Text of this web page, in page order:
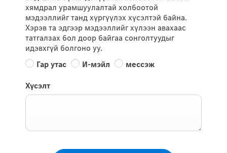
хямдрал урамшуулалтай холбоотой
мэдээллийг танд хүргүүлэх хүсэлтэй байна.
Хэрэв та эдгээр мэдээллийг хүлээн авахаас
татгалзах бол доор байгаа сонголтуудыг
идэвхгүй болгоно уу.
Гар утас
И-мэйл мессэж
Хүсэлт